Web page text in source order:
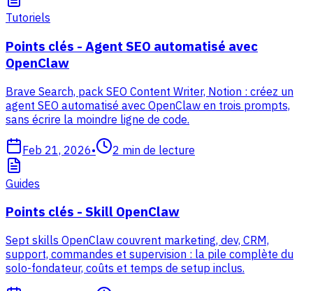
Tutoriels
Points clés - Agent SEO automatisé avec
OpenClaw
Brave Search, pack SEO Content Writer, Notion : créez un
agent SEO automatisé avec OpenClaw en trois prompts,
sans écrire la moindre ligne de code.
Feb 21, 2026• 2 min de lecture
Guides
Points clés - Skill OpenClaw
Sept skills OpenClaw couvrent marketing, dev, CRM,
support, commandes et supervision : la pile complète du
solo-fondateur, coûts et temps de setup inclus.